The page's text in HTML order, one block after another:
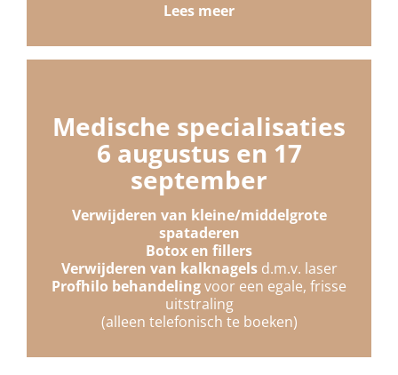
Lees meer
Medische specialisaties
6 augustus en 17
september
Verwijderen van kleine/middelgrote
spataderen
Botox en fillers
Verwijderen van kalknagelsd.m.v. laser
Profhilo behandelingvoor een egale, frisse
uitstraling
(alleen telefonisch te boeken)